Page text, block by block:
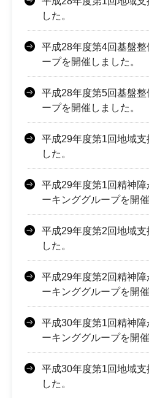
した。
平成28年度第4回基盤
ープを開催しました。
平成28年度第5回基盤
ープを開催しました。
平成29年度第1回地域
した。
平成29年度第1回精神
ーキンググループを開催
平成29年度第2回地域
した。
平成29年度第2回精神
ーキンググループを開催
平成30年度第1回精神
ーキンググループを開催
平成30年度第1回地域
した。